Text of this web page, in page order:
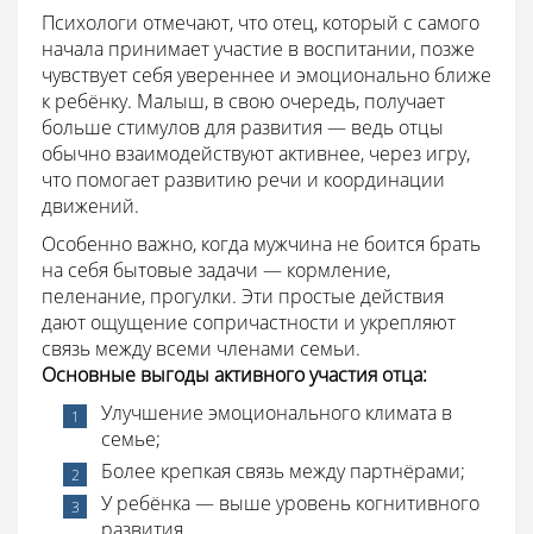
Психологи отмечают, что отец, который с самого
начала принимает участие в воспитании, позже
чувствует себя увереннее и эмоционально ближе
к ребёнку. Малыш, в свою очередь, получает
больше стимулов для развития — ведь отцы
обычно взаимодействуют активнее, через игру,
что помогает развитию речи и координации
движений.
Особенно важно, когда мужчина не боится брать
на себя бытовые задачи — кормление,
пеленание, прогулки. Эти простые действия
дают ощущение сопричастности и укрепляют
связь между всеми членами семьи.
Основные выгоды активного участия отца:
Улучшение эмоционального климата в
семье;
Более крепкая связь между партнёрами;
У ребёнка — выше уровень когнитивного